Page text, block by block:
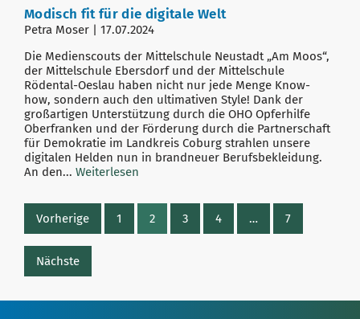
Modisch fit für die digitale Welt
Petra Moser | 17.07.2024
Die Medienscouts der Mittelschule Neustadt „Am Moos“,
der Mittelschule Ebersdorf und der Mittelschule
Rödental-Oeslau haben nicht nur jede Menge Know-
how, sondern auch den ultimativen Style! Dank der
großartigen Unterstützung durch die OHO Opferhilfe
Oberfranken und der Förderung durch die Partnerschaft
für Demokratie im Landkreis Coburg strahlen unsere
digitalen Helden nun in brandneuer Berufsbekleidung.
An den... Weiterlesen
Vorherige 1 2 3 4 … 7
Nächste